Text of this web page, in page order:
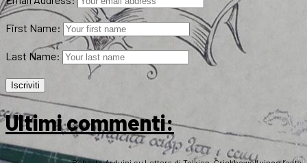
First Name:
Last Name:
Ultimi commenti: